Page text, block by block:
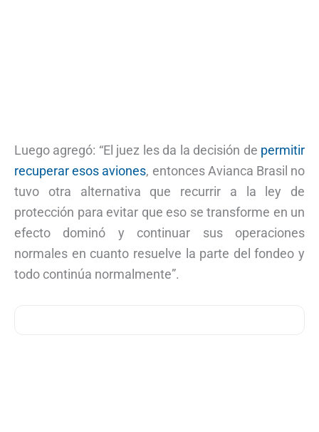
Luego agregó: “El juez les da la decisión de permitir
recuperar esos aviones, entonces Avianca Brasil no
tuvo otra alternativa que recurrir a la ley de
protección para evitar que eso se transforme en un
efecto dominó y continuar sus operaciones
normales en cuanto resuelve la parte del fondeo y
todo continúa normalmente”.